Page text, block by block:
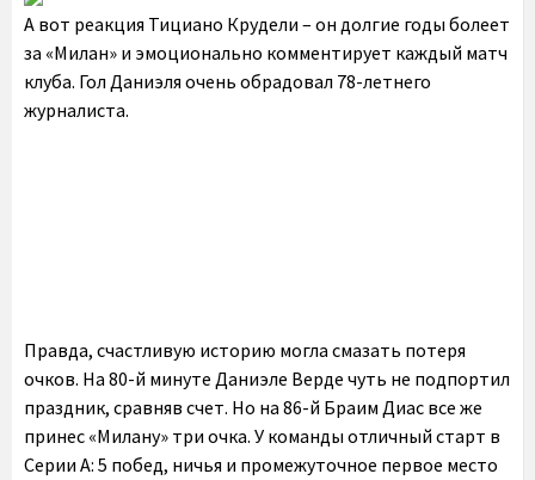
А вот реакция Тициано Крудели – он долгие годы болеет
за «Милан» и эмоционально комментирует каждый матч
клуба. Гол Даниэля очень обрадовал 78-летнего
журналиста.
Правда, счастливую историю могла смазать потеря
очков. На 80-й минуте Даниэле Верде чуть не подпортил
праздник, сравняв счет. Но на 86-й Браим Диас все же
принес «Милану» три очка. У команды отличный старт в
Серии А: 5 побед, ничья и промежуточное первое место